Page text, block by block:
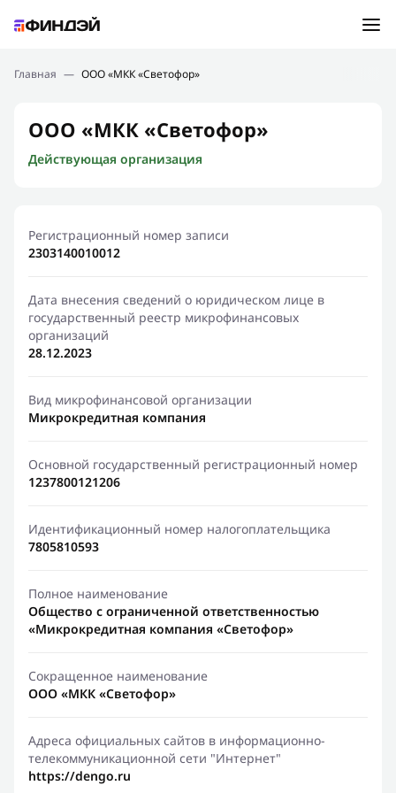
Подбор займа
Новости
Финансовое просвещение
Главная — ООО «МКК «Светофор»
ООО «МКК «Светофор»
Действующая организация
Регистрационный номер записи
2303140010012
Дата внесения сведений о юридическом лице в
государственный реестр микрофинансовых
организаций
28.12.2023
Вид микрофинансовой организации
Микрокредитная компания
Основной государственный регистрационный номер
1237800121206
Идентификационный номер налогоплательщика
7805810593
Полное наименование
Общество с ограниченной ответственностью
«Микрокредитная компания «Светофор»
Сокращенное наименование
ООО «МКК «Светофор»
Адреса официальных сайтов в информационно-
телекоммуникационной сети "Интернет"
https://dengo.ru
Ошибка:Контактная форма не найдена.
Спасибо, что написали нам
Мы свяжемся с Вами в ближайшее время и сообщим
результат
Отправить новый запрос